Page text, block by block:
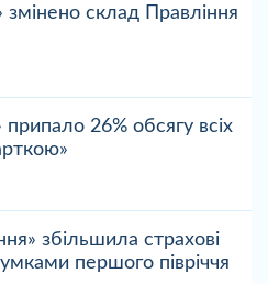
змінено склад Правління
припало 26% обсягу всіх
збільшила страхові
першого півріччя